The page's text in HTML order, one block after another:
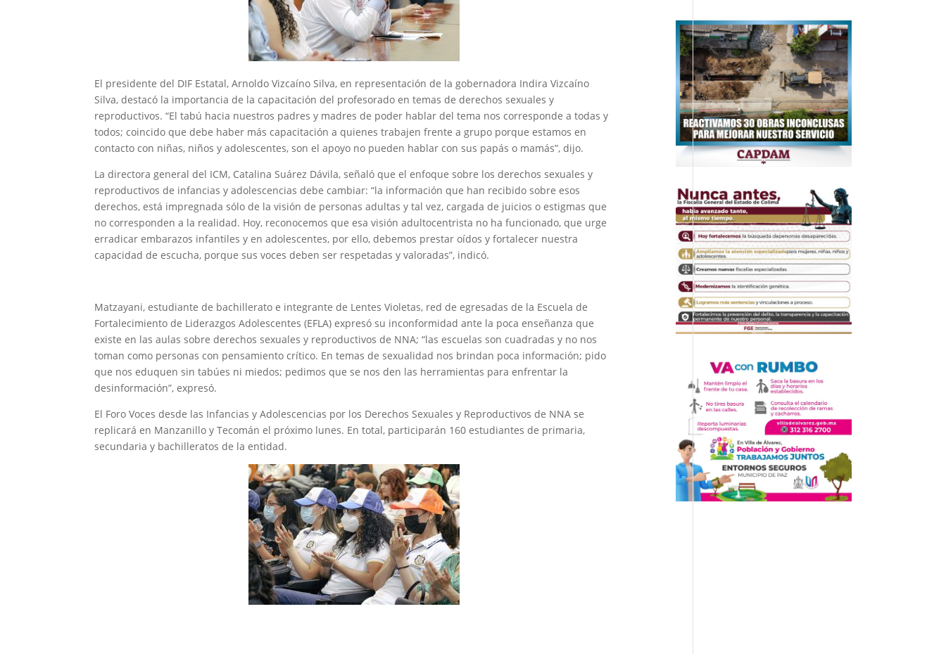
El presidente del DIF Estatal, Arnoldo Vizcaíno Silva, en representación de la gobernadora Indira Vizcaíno
Silva, destacó la importancia de la capacitación del profesorado en temas de derechos sexuales y
reproductivos. “El tabú hacia nuestros padres y madres de poder hablar del tema nos corresponde a todas y
todos; coincido que debe haber más capacitación a quienes trabajen frente a grupo porque estamos en
contacto con niñas, niños y adolescentes, son el apoyo no pueden hablar con sus papás o mamás”, dijo.
La directora general del ICM, Catalina Suárez Dávila, señaló que el enfoque sobre los derechos sexuales y
reproductivos de infancias y adolescencias debe cambiar: “la información que han recibido sobre esos
derechos, está impregnada sólo de la visión de personas adultas y tal vez, cargada de juicios o estigmas que
no corresponden a la realidad. Hoy, reconocemos que esa visión adultocentrista no ha funcionado, que urge
erradicar embarazos infantiles y en adolescentes, por ello, debemos prestar oídos y fortalecer nuestra
capacidad de escucha, porque sus voces deben ser respetadas y valoradas”, indicó.
Matzayani, estudiante de bachillerato e integrante de Lentes Violetas, red de egresadas de la Escuela de
Fortalecimiento de Liderazgos Adolescentes (EFLA) expresó su inconformidad ante la poca enseñanza que
existe en las aulas sobre derechos sexuales y reproductivos de NNA; “las escuelas son cuadradas y no nos
toman como personas con pensamiento crítico. En temas de sexualidad nos brindan poca información; pido
que nos eduquen sin tabúes ni miedos; pedimos que se nos den las herramientas para enfrentar la
desinformación”, expresó.
El Foro Voces desde las Infancias y Adolescencias por los Derechos Sexuales y Reproductivos de NNA se
replicará en Manzanillo y Tecomán el próximo lunes. En total, participarán 160 estudiantes de primaria,
secundaria y bachilleratos de la entidad.